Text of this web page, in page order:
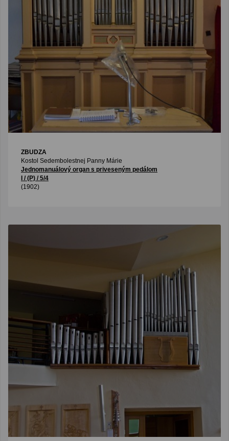
ZBUDZA
Kostol Sedembolestnej Panny Márie
Jednomanuálový organ s priveseným pedálom
I / (P) / 5/4
(1902)